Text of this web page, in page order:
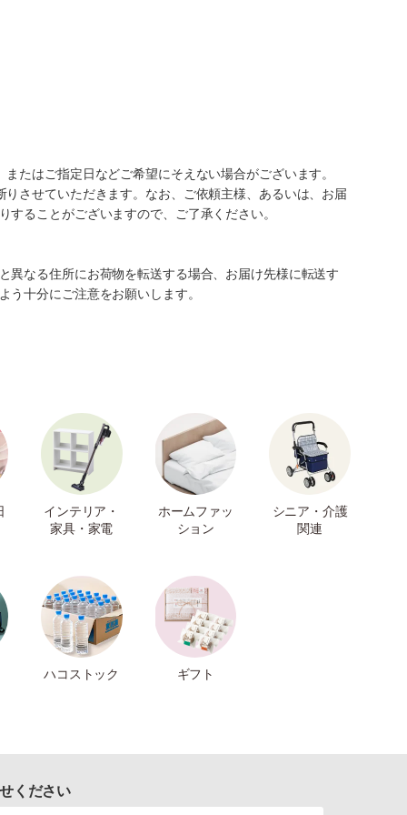
たはご指定日などご希望にそえない場合がございます。
させていただきます。なお、ご依頼主様、あるいは、お届
ることがございますので、ご了承ください。
異なる住所にお荷物を転送する場合、お届け先様に転送す
十分にご注意をお願いします。
インテリア・
家具・家電
ホームファッ
ション
シニア・介護
関連
ハコストック ギフト
ください